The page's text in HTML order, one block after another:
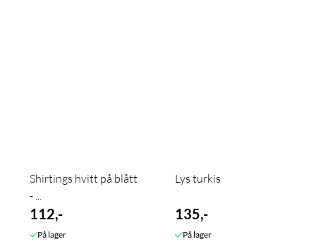
Shirtings hvitt på blått
- ...
112,-
På lager
Lys turkis
135,-
På lager